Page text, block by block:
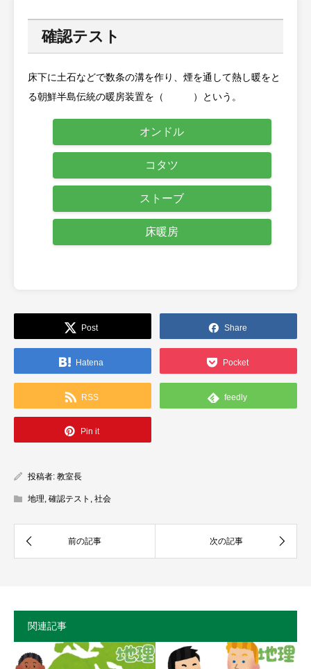
確認テスト
床下に土石などで数条の溝を作り、煙を通して熱し暖をと
る朝鮮半島伝統の暖房装置を（ ）という。
オンドル
コタツ
ストーブ
床暖房
Post Share
Hatena Pocket
RSS feedly
Pin it
投稿者: 教室長
地理, 確認テスト , 社会
関連記事